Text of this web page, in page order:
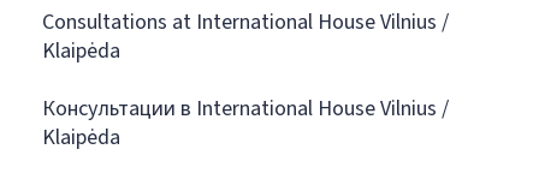
Consultations at International House Vilnius /
Klaipėda
Консультации в International House Vilnius /
Klaipėda